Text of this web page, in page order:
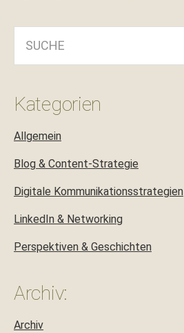
Kategorien
Allgemein
Blog & Content-Strategie
Digitale Kommunikationsstrategien
LinkedIn & Networking
Perspektiven & Geschichten
Archiv:
Archiv